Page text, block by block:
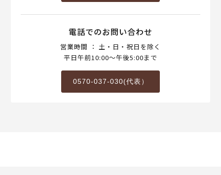
電話でのお問い合わせ
営業時間 ： 土・日・祝日を除く
平日午前10:00～午後5:00まで
0570-037-030(代表）